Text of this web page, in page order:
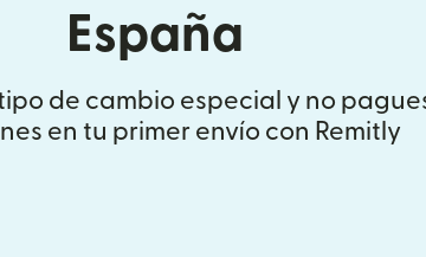
España
de cambio especial y no
en tu primer envío con Remitly